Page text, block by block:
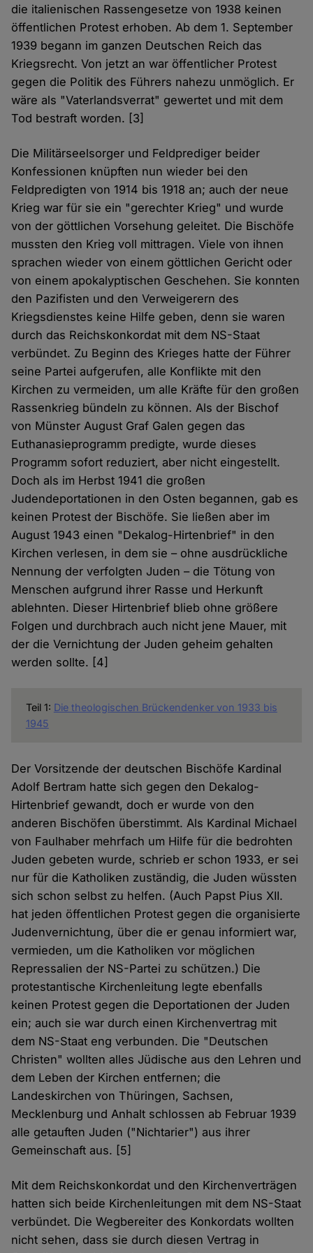
die italienischen Rassengesetze von 1938 keinen
öffentlichen Protest erhoben. Ab dem 1. September
1939 begann im ganzen Deutschen Reich das
Kriegsrecht. Von jetzt an war öffentlicher Protest
gegen die Politik des Führers nahezu unmöglich. Er
wäre als "Vaterlandsverrat" gewertet und mit dem
Tod bestraft worden. [3]
Die Militärseelsorger und Feldprediger beider
Konfessionen knüpften nun wieder bei den
Feldpredigten von 1914 bis 1918 an; auch der neue
Krieg war für sie ein "gerechter Krieg" und wurde
von der göttlichen Vorsehung geleitet. Die Bischöfe
mussten den Krieg voll mittragen. Viele von ihnen
sprachen wieder von einem göttlichen Gericht oder
von einem apokalyptischen Geschehen. Sie konnten
den Pazifisten und den Verweigerern des
Kriegsdienstes keine Hilfe geben, denn sie waren
durch das Reichskonkordat mit dem NS-Staat
verbündet. Zu Beginn des Krieges hatte der Führer
seine Partei aufgerufen, alle Konflikte mit den
Kirchen zu vermeiden, um alle Kräfte für den großen
Rassenkrieg bündeln zu können. Als der Bischof
von Münster August Graf Galen gegen das
Euthanasieprogramm predigte, wurde dieses
Programm sofort reduziert, aber nicht eingestellt.
Doch als im Herbst 1941 die großen
Judendeportationen in den Osten begannen, gab es
keinen Protest der Bischöfe. Sie ließen aber im
August 1943 einen "Dekalog-Hirtenbrief" in den
Kirchen verlesen, in dem sie – ohne ausdrückliche
Nennung der verfolgten Juden – die Tötung von
Menschen aufgrund ihrer Rasse und Herkunft
ablehnten. Dieser Hirtenbrief blieb ohne größere
Folgen und durchbrach auch nicht jene Mauer, mit
der die Vernichtung der Juden geheim gehalten
werden sollte. [4]
Teil 1: Die theologischen Brückendenker von 1933 bis
1945
Der Vorsitzende der deutschen Bischöfe Kardinal
Adolf Bertram hatte sich gegen den Dekalog-
Hirtenbrief gewandt, doch er wurde von den
anderen Bischöfen überstimmt. Als Kardinal Michael
von Faulhaber mehrfach um Hilfe für die bedrohten
Juden gebeten wurde, schrieb er schon 1933, er sei
nur für die Katholiken zuständig, die Juden wüssten
sich schon selbst zu helfen. (Auch Papst Pius XII.
hat jeden öffentlichen Protest gegen die organisierte
Judenvernichtung, über die er genau informiert war,
vermieden, um die Katholiken vor möglichen
Repressalien der NS-Partei zu schützen.) Die
protestantische Kirchenleitung legte ebenfalls
keinen Protest gegen die Deportationen der Juden
ein; auch sie war durch einen Kirchenvertrag mit
dem NS-Staat eng verbunden. Die "Deutschen
Christen" wollten alles Jüdische aus den Lehren und
dem Leben der Kirchen entfernen; die
Landeskirchen von Thüringen, Sachsen,
Mecklenburg und Anhalt schlossen ab Februar 1939
alle getauften Juden ("Nichtarier") aus ihrer
Gemeinschaft aus. [5]
Mit dem Reichskonkordat und den Kirchenverträgen
hatten sich beide Kirchenleitungen mit dem NS-Staat
verbündet. Die Wegbereiter des Konkordats wollten
nicht sehen, dass sie durch diesen Vertrag in